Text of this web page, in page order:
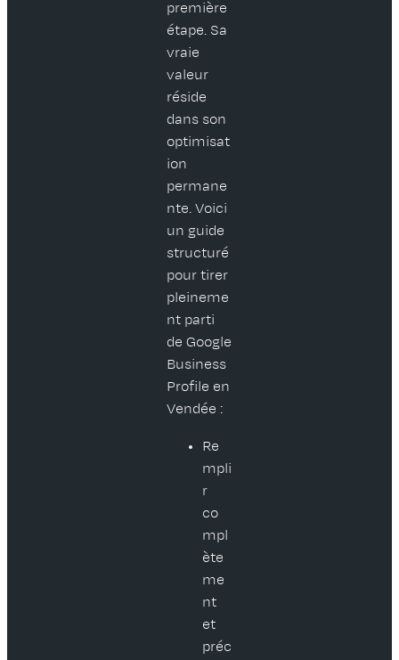
première
étape. Sa
vraie
valeur
réside
dans son
optimisat
ion
permane
nte. Voici
un guide
structuré
pour tirer
pleineme
nt parti
de Google
Business
Profile en
Vendée :
Re
mpli
r
co
mpl
ète
me
nt
et
préc